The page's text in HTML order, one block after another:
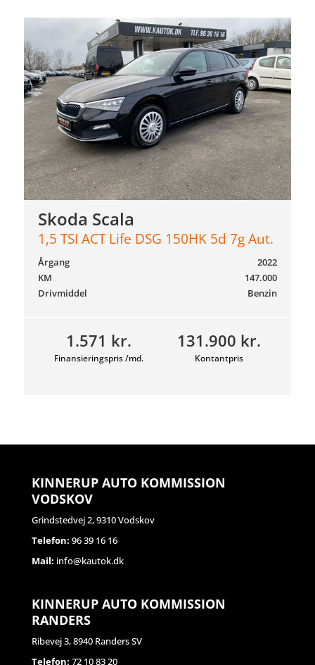
Skoda Scala
1,5 TSI ACT Life DSG 150HK 5d 7g Aut.
1.571 kr.
Finansieringspris /md.
131.900 kr.
Kontantpris
2022
Årgang
147.000
KM
Benzin
Drivmiddel
KINNERUP AUTO KOMMISSION
VODSKOV
Grindstedvej 2, 9310 Vodskov
Telefon: 96 39 16 16
Mail: info@kautok.dk
KINNERUP AUTO KOMMISSION
RANDERS
Ribevej 3, 8940 Randers SV
Telefon: 72 10 83 20